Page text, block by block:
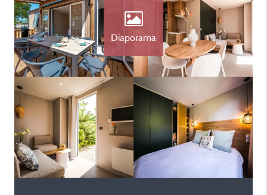
Diaporama